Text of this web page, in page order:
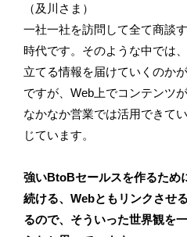
（及川さま）
一社一社を訪問して全て商談
時代です。そのような中では
立てる情報を届けていくのか
ですが、Web上でコンテンツ
なかなか営業では活用できて
じています。
強いBtoBセールスを作るため
続ける、Webともリンクさせ
るので、そういった世界観を